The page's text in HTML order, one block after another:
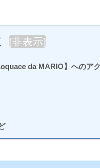
[非表示]
da MARIO】へのア